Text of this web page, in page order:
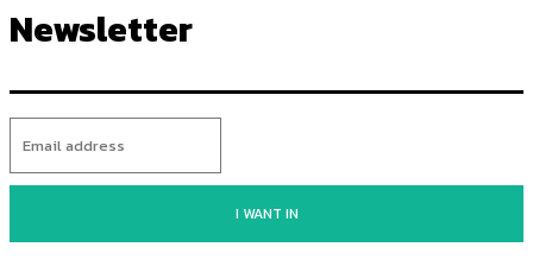
Newsletter
I WANT IN